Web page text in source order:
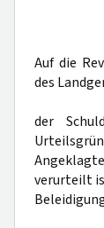
Auf die
des
der
verurteilt